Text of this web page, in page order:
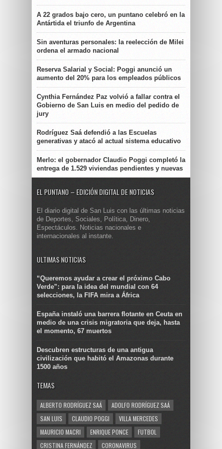
A 22 grados bajo cero, un puntano celebró en la
Antártida el triunfo de Argentina
Sin aventuras personales: la reelección de Milei
ordena el armado nacional
Reserva Salarial y Social: Poggi anunció un
aumento del 20% para los empleados públicos
Cynthia Fernández Paz volvió a fallar contra el
Gobierno de San Luis en medio del pedido de
jury
Rodríguez Saá defendió a las Escuelas
generativas y atacó al actual sistema educativo
Merlo: el gobernador Claudio Poggi completó la
entrega de 1.529 viviendas pendientes y nuevas
EL PUNTANO – EDICIÓN DIGITAL DE NOTICIAS
El diario digital de San Luis con las últimas noticias
de Deportes, Sociales, Política, Dinero,
Espectáculos. Noticias nacionales e
internacionales al instante.
ULTIMAS NOTICIAS
“Queremos ayudar a crear el próximo Cabo
Verde”: para la idea del mundial con 64
selecciones, la FIFA mira a África
España instaló una barrera flotante en Ceuta en
medio de una crisis migratoria que deja, hasta
el momento, 67 muertos
Descubren estructuras de una antigua
civilización que habitó el Amazonas durante
1500 años
TEMAS
ALBERTO RODRÍGUEZ SAÁ
ADOLFO RODRÍGUEZ SAÁ
SAN LUIS
CLAUDIO POGGI
VILLA MERCEDES
MAURICIO MACRI
ENRIQUE PONCE
FUTBOL
CRISTINA FERNÁNDEZ
CORONAVIRUS